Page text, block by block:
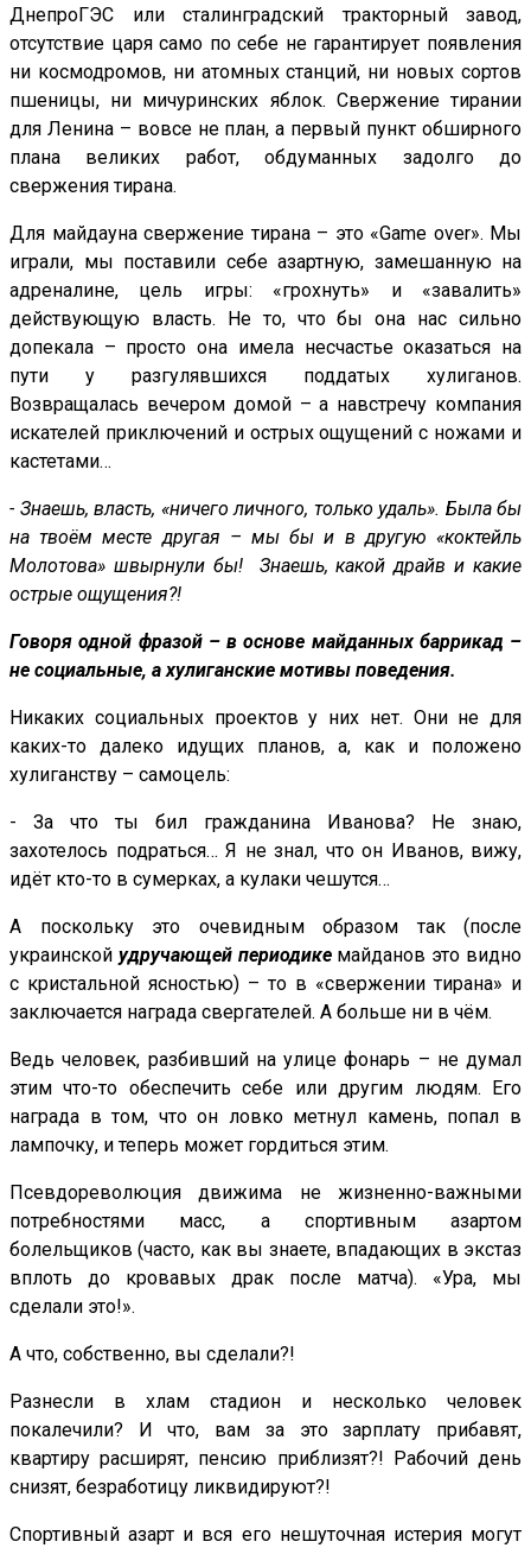
ДнепроГЭС или сталинградский тракторный завод,
отсутствие царя само по себе не гарантирует появления
ни космодромов, ни атомных станций, ни новых сортов
пшеницы, ни мичуринских яблок. Свержение тирании
для Ленина – вовсе не план, а первый пункт обширного
плана великих работ, обдуманных задолго до
свержения тирана.
Для майдауна свержение тирана – это «Game over». Мы
играли, мы поставили себе азартную, замешанную на
адреналине, цель игры: «грохнуть» и «завалить»
действующую власть. Не то, что бы она нас сильно
допекала – просто она имела несчастье оказаться на
пути у разгулявшихся поддатых хулиганов.
Возвращалась вечером домой – а навстречу компания
искателей приключений и острых ощущений с ножами и
кастетами…
- Знаешь, власть, «ничего личного, только удаль». Была бы
на твоём месте другая – мы бы и в другую «коктейль
Молотова» швырнули бы! Знаешь, какой драйв и какие
острые ощущения?!
Говоря одной фразой – в основе майданных баррикад –
не социальные, а хулиганские мотивы поведения.
Никаких социальных проектов у них нет. Они не для
каких-то далеко идущих планов, а, как и положено
хулиганству – самоцель:
- За что ты бил гражданина Иванова? Не знаю,
захотелось подраться… Я не знал, что он Иванов, вижу,
идёт кто-то в сумерках, а кулаки чешутся…
А поскольку это очевидным образом так (после
украинской удручающей периодике майданов это видно
с кристальной ясностью) – то в «свержении тирана» и
заключается награда свергателей. А больше ни в чём.
Ведь человек, разбивший на улице фонарь – не думал
этим что-то обеспечить себе или другим людям. Его
награда в том, что он ловко метнул камень, попал в
лампочку, и теперь может гордиться этим.
Псевдореволюция движима не жизненно-важными
потребностями масс, а спортивным азартом
болельщиков (часто, как вы знаете, впадающих в экстаз
вплоть до кровавых драк после матча). «Ура, мы
сделали это!».
А что, собственно, вы сделали?!
Разнесли в хлам стадион и несколько человек
покалечили? И что, вам за это зарплату прибавят,
квартиру расширят, пенсию приблизят?! Рабочий день
снизят, безработицу ликвидируют?!
Спортивный азарт и вся его нешуточная истерия могут